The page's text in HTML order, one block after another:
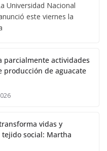
Universidad Nacional
este viernes la
parcialmente actividades
producción de aguacate
vidas y
social: Martha